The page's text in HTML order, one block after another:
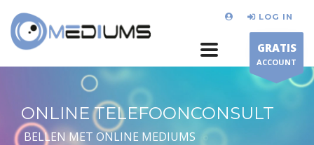
LOG IN
GRATIS
ACCOUNT
ONLINE TELEFOONCONSULT
BELLEN MET ONLINE MEDIUMS